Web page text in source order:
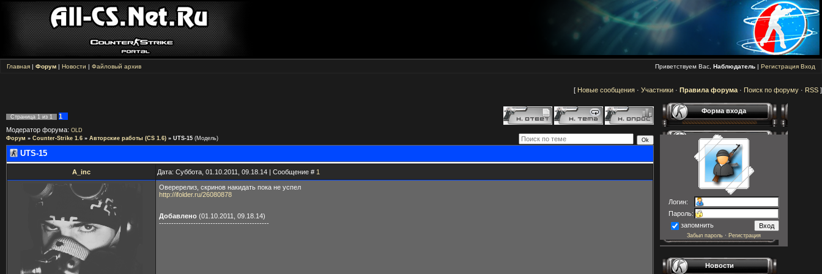
Главная | Форум | Новости | Файловый архив Приветствуем Вас, Наблюдатель | Регистрация Вход
[ Новые сообщения · Участники · Правила форума · Поиск по форуму · RSS ]
Страница 1 из 1
1
Модератор форума: OLD
Форум » Counter-Strike 1.6 » Авторские работы (CS 1.6) » UTS-15 (Модель)
UTS-15
A_inc Дата: Суббота, 01.10.2011, 09.18.14 | Сообщение # 1
Оверерелиз, скринов накидать пока не успел
http://ifolder.ru/26080878
Добавлено (01.10.2011, 09.18.14)
---------------------------------------------
Форма входа
Логин:
Пароль:
запомнить
Забыл пароль · Регистрация
Новости